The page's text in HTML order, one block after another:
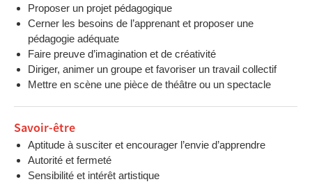
Proposer un projet pédagogique
Cerner les besoins de l’apprenant et proposer une
pédagogie adéquate
Faire preuve d’imagination et de créativité
Diriger, animer un groupe et favoriser un travail collectif
Mettre en scène une pièce de théâtre ou un spectacle
Savoir-être
Aptitude à susciter et encourager l’envie d’apprendre
Autorité et fermeté
Sensibilité et intérêt artistique